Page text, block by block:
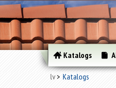
Katalogs
lv Katalogs